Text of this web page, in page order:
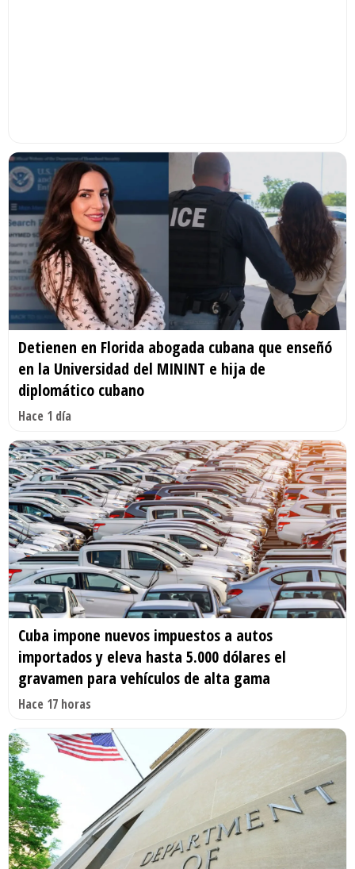
Detienen en Florida abogada cubana que enseñó
en la Universidad del MININT e hija de
diplomático cubano
Hace 1 día
Cuba impone nuevos impuestos a autos
importados y eleva hasta 5.000 dólares el
gravamen para vehículos de alta gama
Hace 17 horas